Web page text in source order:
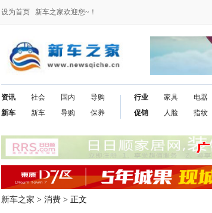
设为首页 新车之家欢迎您~！
资讯
新车
社会
新车
国内
导购
导购
保养
行业
促销
家具
人脸
电器
指纹
新车之家 > 消费 > 正文